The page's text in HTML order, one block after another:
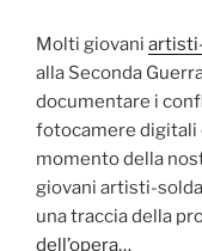
Molti giovani
alla Seconda
documentare i
fotocamere digitali
momento della
giovani artisti-
una traccia della
dell’opera…